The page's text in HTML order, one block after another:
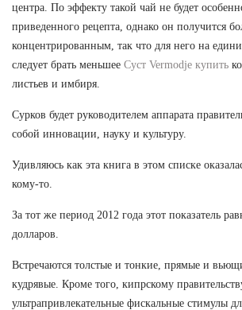
центра. По эффекту такой чай не будет
приведенного рецепта, однако он получится
концентрированным, так что для него на
следует брать меньшее Суст Vermodje купить
листьев и имбиря.
Сурков будет руководителем аппарата
собой инновации, науку и культуру.
Удивляюсь как эта книга в этом списке
кому-то.
За тот же период 2012 года этот показатель
долларов.
Встречаются толстые и тонкие, прямые и
кудрявые. Кроме того, кипрскому
ультрапривлекательные фискальные стимулы